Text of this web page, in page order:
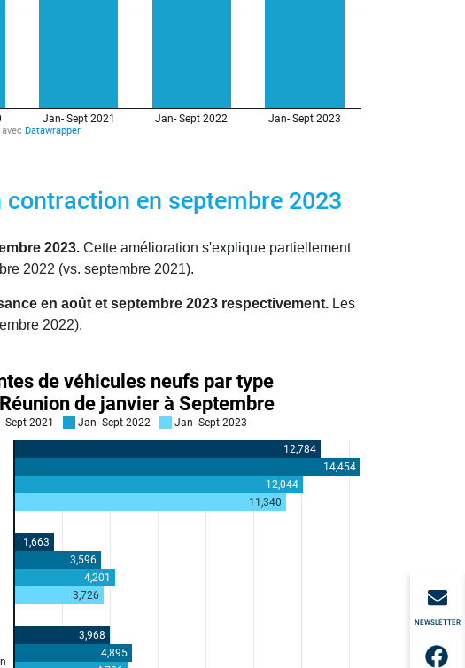
NEWSLETTER
en septembre 2023
2023. Cette amélioration s'explique partiellement
2022 (vs. septembre 2021).
en août et septembre 2023 respectivement. Les
2022).